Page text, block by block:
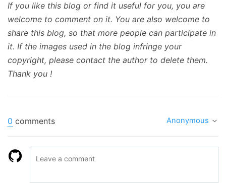
If you like this blog or find it useful for you, you are
welcome to comment on it. You are also welcome to
share this blog, so that more people can participate in
it. If the images used in the blog infringe your
copyright, please contact the author to delete them.
Thank you !
0 comments Anonymous